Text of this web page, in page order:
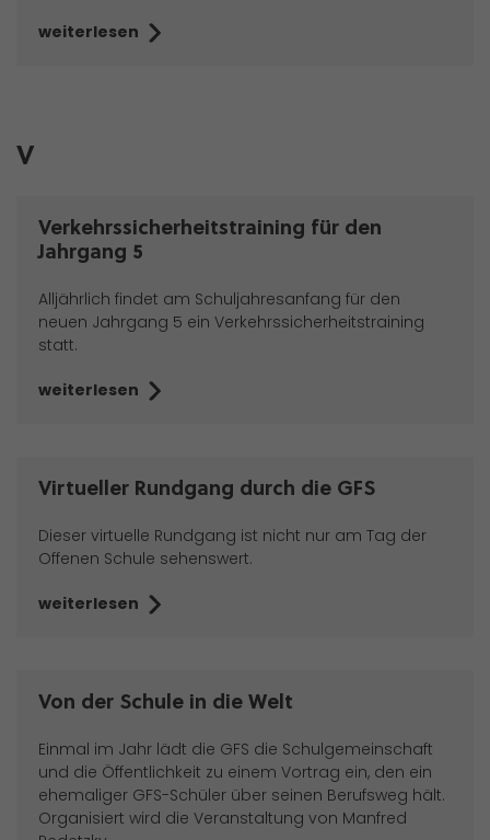
weiterlesen
V
Verkehrssicherheitstraining für den
Jahrgang 5
Alljährlich findet am Schuljahresanfang für den
neuen Jahrgang 5 ein Verkehrssicherheitstraining
statt.
weiterlesen
Virtueller Rundgang durch die GFS
Dieser virtuelle Rundgang ist nicht nur am Tag der
Offenen Schule sehenswert.
weiterlesen
Von der Schule in die Welt
Einmal im Jahr lädt die GFS die Schulgemeinschaft
und die Öffentlichkeit zu einem Vortrag ein, den ein
ehemaliger GFS-Schüler über seinen Berufsweg hält.
Organisiert wird die Veranstaltung von Manfred